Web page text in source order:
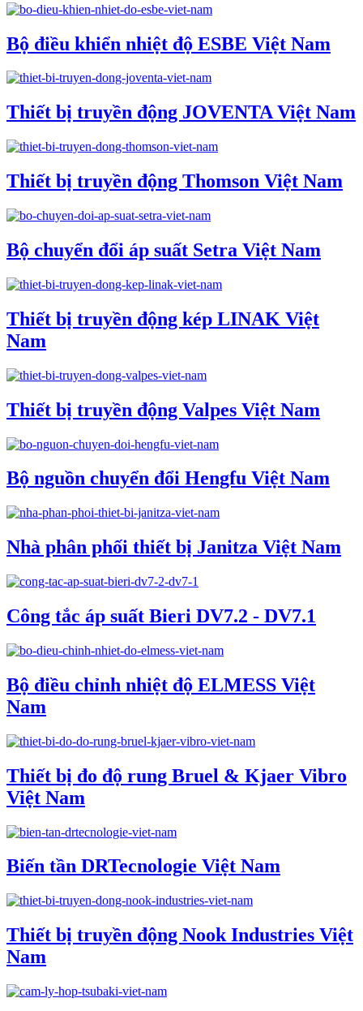
Bộ điều khiển nhiệt độ ESBE Việt Nam
Thiết bị truyền động JOVENTA Việt Nam
Thiết bị truyền động Thomson Việt Nam
Bộ chuyển đổi áp suất Setra Việt Nam
Thiết bị truyền động kép LINAK Việt
Nam
Thiết bị truyền động Valpes Việt Nam
Bộ nguồn chuyển đổi Hengfu Việt Nam
Nhà phân phối thiết bị Janitza Việt Nam
Công tắc áp suất Bieri DV7.2 - DV7.1
Bộ điều chỉnh nhiệt độ ELMESS Việt
Nam
Thiết bị đo độ rung Bruel & Kjaer Vibro
Việt Nam
Biến tần DRTecnologie Việt Nam
Thiết bị truyền động Nook Industries Việt
Nam